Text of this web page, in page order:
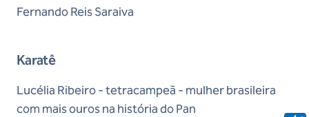
Fernando Reis Saraiva
Karatê
Lucélia Ribeiro - tetracampeã - mulher brasileira
com mais ouros na história do Pan